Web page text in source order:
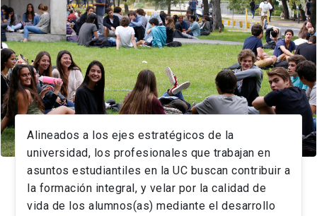
Alineados a los ejes estratégicos de la
universidad, los profesionales que trabajan en
asuntos estudiantiles en la UC buscan contribuir a
la formación integral, y velar por la calidad de
vida de los alumnos(as) mediante el desarrollo